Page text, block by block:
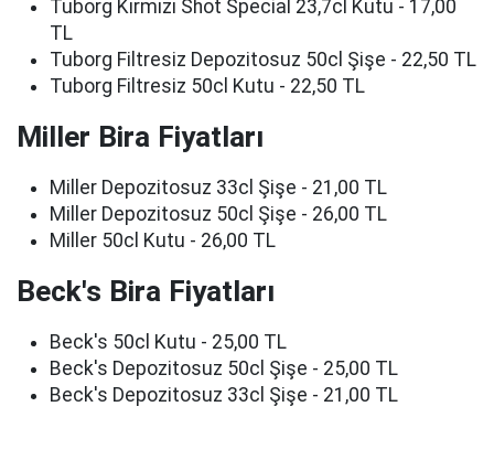
Tuborg Kırmızı Shot Special 23,7cl Kutu - 17,00
TL
Tuborg Filtresiz Depozitosuz 50cl Şişe - 22,50 TL
Tuborg Filtresiz 50cl Kutu - 22,50 TL
Miller Bira Fiyatları
Miller Depozitosuz 33cl Şişe - 21,00 TL
Miller Depozitosuz 50cl Şişe - 26,00 TL
Miller 50cl Kutu - 26,00 TL
Beck's Bira Fiyatları
Beck's 50cl Kutu - 25,00 TL
Beck's Depozitosuz 50cl Şişe - 25,00 TL
Beck's Depozitosuz 33cl Şişe - 21,00 TL